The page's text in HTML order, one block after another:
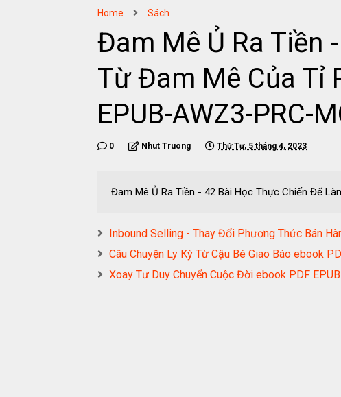
Home Sách
Đam Mê Ủ Ra Tiền
Từ Đam Mê Của Tỉ
EPUB-AWZ3-PRC-
0 Nhut Truong Thứ Tư, 5 tháng 4, 2023
Đam Mê Ủ Ra Tiền - 42 Bài Học Thực Chiến Để
Inbound Selling - Thay Đổi Phương Thức Bán
Câu Chuyện Ly Kỳ Từ Cậu Bé Giao Báo ebook
Xoay Tư Duy Chuyển Cuộc Đời ebook PDF